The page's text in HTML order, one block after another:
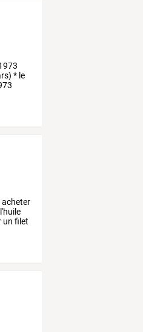
* le
acheter
l'huile
un filet